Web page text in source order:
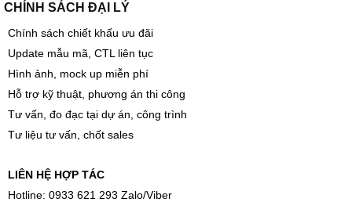
CHÍNH SÁCH ĐẠI LÝ
Chính sách chiết khấu ưu đãi
Update mẫu mã, CTL liên tục
Hình ảnh, mock up miễn phí
Hỗ trợ kỹ thuật, phương án thi công
Tư vấn, đo đạc tại dự án, công trình
Tư liệu tư vấn, chốt sales
LIÊN HỆ HỢP TÁC
Hotline: 0933 621 293 Zalo/Viber